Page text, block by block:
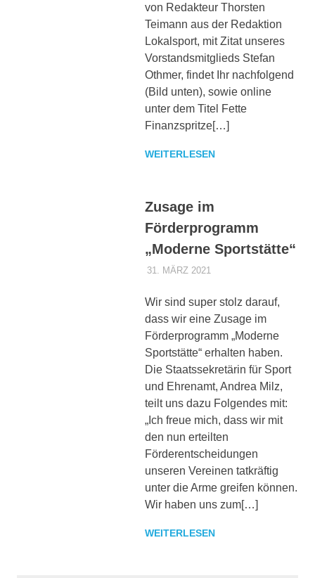
von Redakteur Thorsten
Teimann aus der Redaktion
Lokalsport, mit Zitat unseres
Vorstandsmitglieds Stefan
Othmer, findet Ihr nachfolgend
(Bild unten), sowie online
unter dem Titel Fette
Finanzspritze[…]
WEITERLESEN
Zusage im
Förderprogramm
„Moderne Sportstätte“
31. MÄRZ 2021DENNISZ
ALLGEMEIN
Wir sind super stolz darauf,
dass wir eine Zusage im
Förderprogramm „Moderne
Sportstätte“ erhalten haben.
Die Staatssekretärin für Sport
und Ehrenamt, Andrea Milz,
teilt uns dazu Folgendes mit:
„Ich freue mich, dass wir mit
den nun erteilten
Förderentscheidungen
unseren Vereinen tatkräftig
unter die Arme greifen können.
Wir haben uns zum[…]
WEITERLESEN